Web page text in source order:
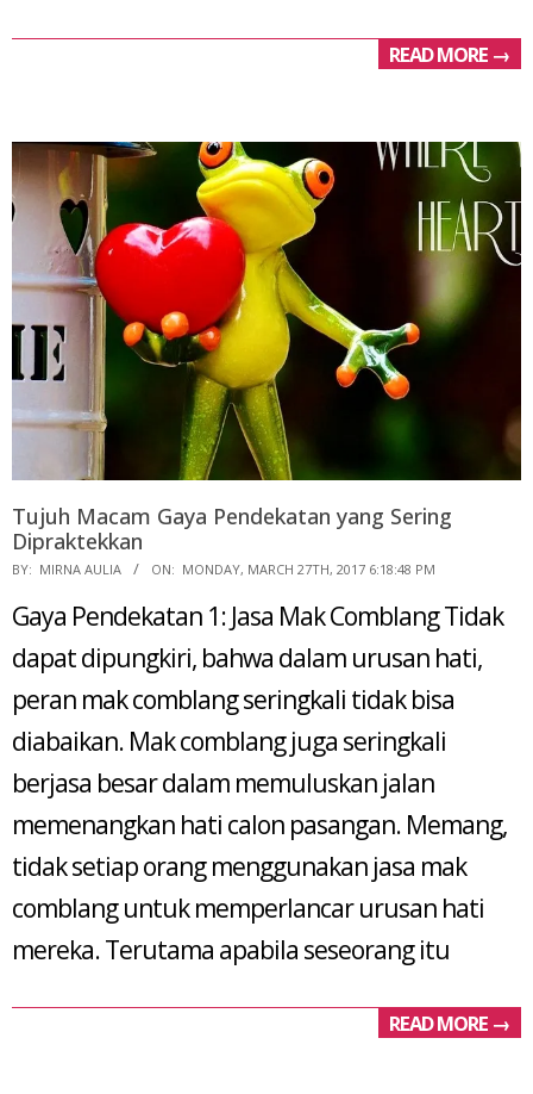
READ MORE →
Tujuh Macam Gaya Pendekatan yang Sering
Dipraktekkan
2017-
27
BY: MIRNA AULIA ON: MONDAY, MARCH 27TH, 2017 6:18:48 PM
Gaya Pendekatan 1: Jasa Mak Comblang Tidak
dapat dipungkiri, bahwa dalam urusan hati,
peran mak comblang seringkali tidak bisa
diabaikan. Mak comblang juga seringkali
berjasa besar dalam memuluskan jalan
memenangkan hati calon pasangan. Memang,
tidak setiap orang menggunakan jasa mak
comblang untuk memperlancar urusan hati
mereka. Terutama apabila seseorang itu
READ MORE →